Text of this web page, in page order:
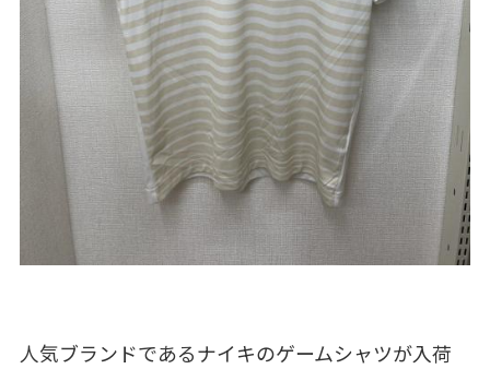
人気ブランドであるナイキのゲームシャツが入荷